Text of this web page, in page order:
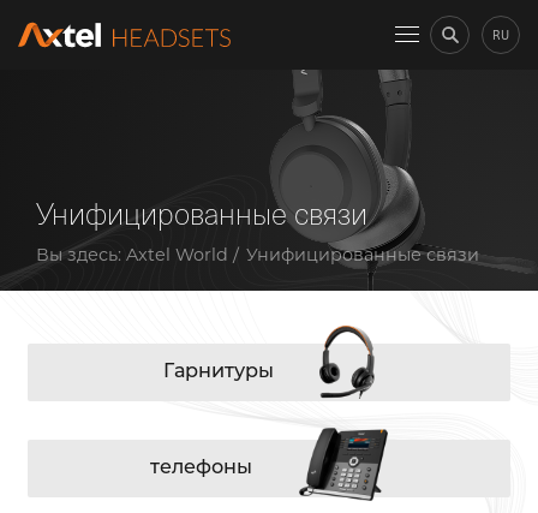
RU
Унифицированные связи
Вы здесь: Axtel World Унифицированные связи
Гарнитуры
телефоны